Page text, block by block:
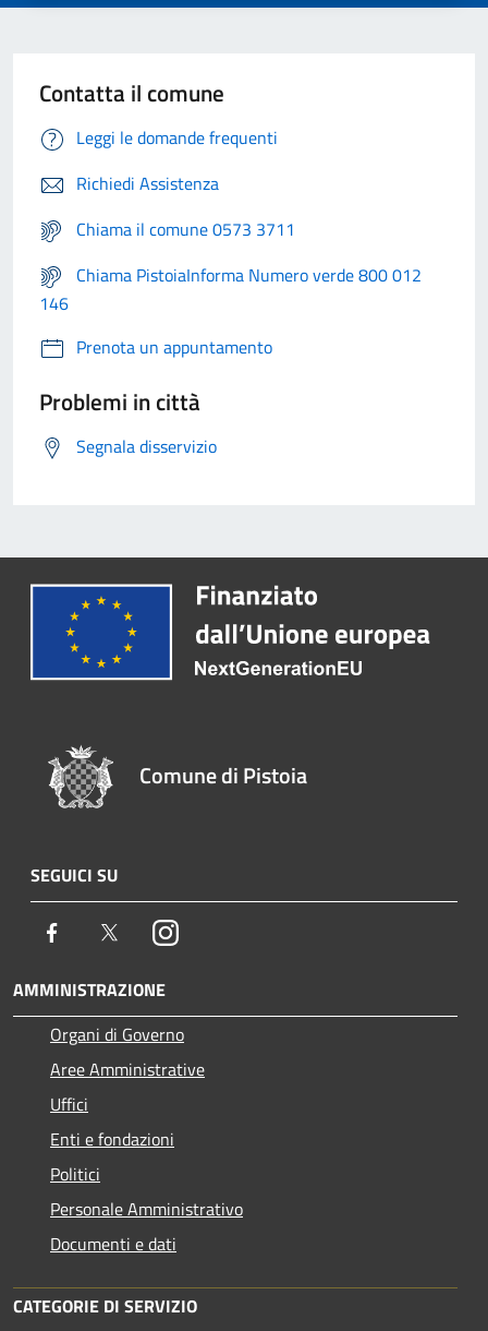
Contatta il comune
Leggi le domande frequenti
Richiedi Assistenza
Chiama il comune 0573 3711
Chiama PistoiaInforma Numero verde 800 012
146
Prenota un appuntamento
Problemi in città
Segnala disservizio
Comune di Pistoia
SEGUICI SU
Facebook TwitterInstagram
AMMINISTRAZIONE
Organi di Governo
Aree Amministrative
Uffici
Enti e fondazioni
Politici
Personale Amministrativo
Documenti e dati
CATEGORIE DI SERVIZIO